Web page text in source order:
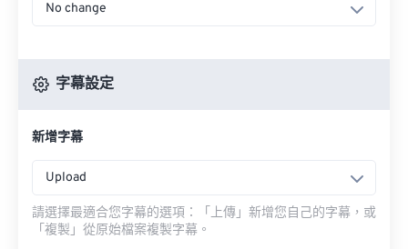
No change
字幕設定
新增字幕
Upload
請選擇最適合您字幕的選項：「上傳」新增您自己的字幕，或
「複製」從原始檔案複製字幕。